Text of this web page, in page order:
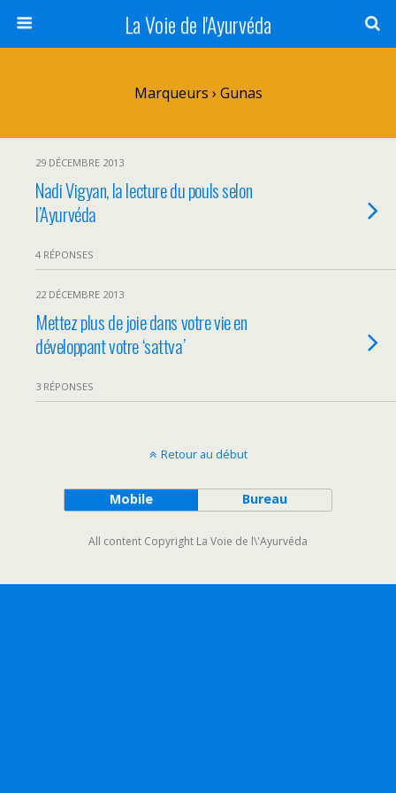
La Voie de l'Ayurvéda
Marqueurs › Gunas
29 DÉCEMBRE 2013
Nadi Vigyan, la lecture du pouls selon
l’Ayurvéda
4 RÉPONSES
22 DÉCEMBRE 2013
Mettez plus de joie dans votre vie en
développant votre ‘sattva’
3 RÉPONSES
Retour au début
Mobile Bureau
All content Copyright La Voie de l\'Ayurvéda